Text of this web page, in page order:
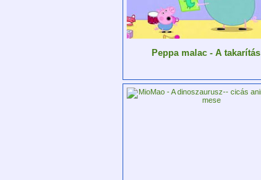
Peppa malac - A takarítás